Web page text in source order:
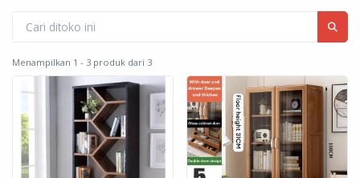
Menampilkan 1 - 3 produk dari 3